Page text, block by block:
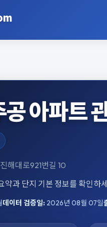
아파트
해대로921번길 10
과 단지 기본 정보를 확인하
데이터 검증일:2026년 08월 07일